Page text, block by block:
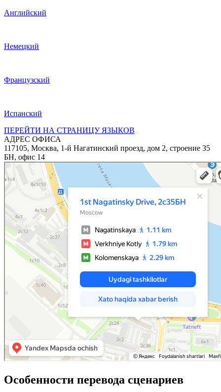
Английский
Немецкий
Французский
Испанский
ПЕРЕЙТИ НА СТРАНИЦУ ЯЗЫКОВ
АДРЕС ОФИСА
117105, Москва, 1-й Нагатинский проезд, дом 2, строение 35
БН, офис 14
Особенности перевода сценариев